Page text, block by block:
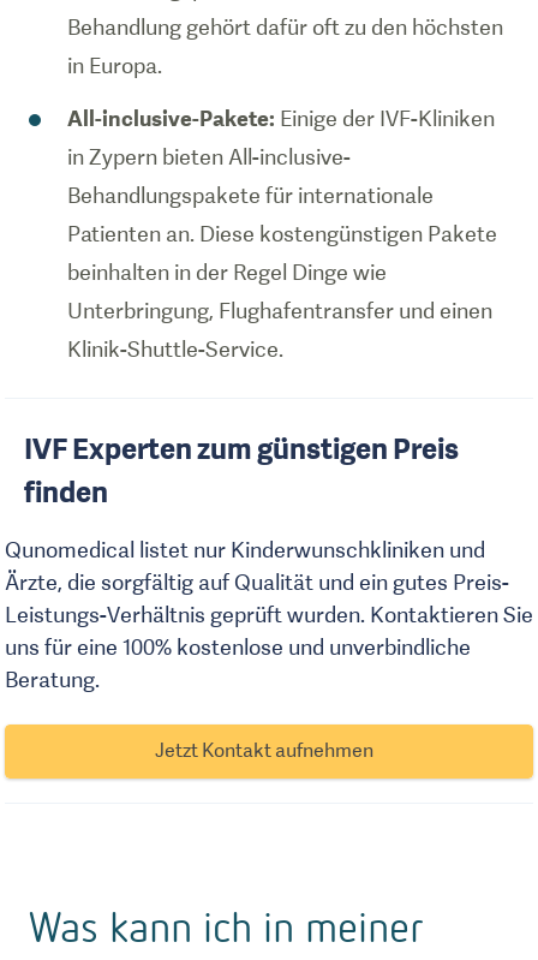
Behandlung gehört dafür oft zu den höchsten
in Europa.
All-inclusive-Pakete: Einige der IVF-Kliniken
in Zypern bieten All-inclusive-
Behandlungspakete für internationale
Patienten an. Diese kostengünstigen Pakete
beinhalten in der Regel Dinge wie
Unterbringung, Flughafentransfer und einen
Klinik-Shuttle-Service.
IVF Experten zum günstigen Preis
finden
Qunomedical listet nur Kinderwunschkliniken und
Ärzte, die sorgfältig auf Qualität und ein gutes Preis-
Leistungs-Verhältnis geprüft wurden. Kontaktieren Sie
uns für eine 100% kostenlose und unverbindliche
Beratung.
Jetzt Kontakt aufnehmen
Was kann ich in meiner